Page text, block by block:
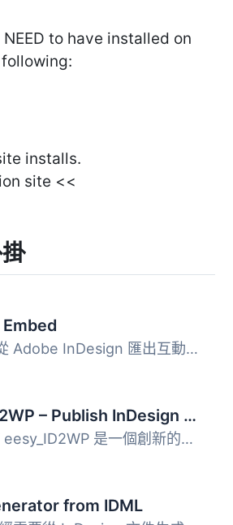
to have installed on
installs.
site <<
in5 讓你從 Adobe InDesign 匯出互動式 HTML。 Ajar in5 Embe...
eesy_ID2WP – Publish InDesign HTML5
### 總結 eesy_ID2WP 是一個創新的外掛程式，將 InDesign 佈...
from IDML